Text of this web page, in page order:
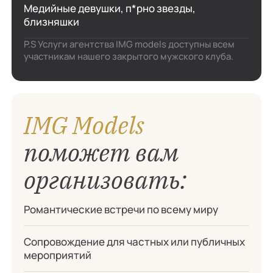
элитные эскорт-услуги и гарантирует 100%
конфиденциальность предоставления услуг.
работает персональный менеджер, он поможет
выбрать модель и избавит вас от
организационных вопросов. Воспользуйтесь
эскорт-услугами от нашего агентства и
IMG Models
поможет вам
организовать:
Романтические встречи по всему миру
Сопровождение для частных или публичных
мероприятий
Медийные девушки, п*рно звезды,
близняшки
P.S Услуги агентства IMG models доступны всем
участникам нашего закрытого мужского клуба.